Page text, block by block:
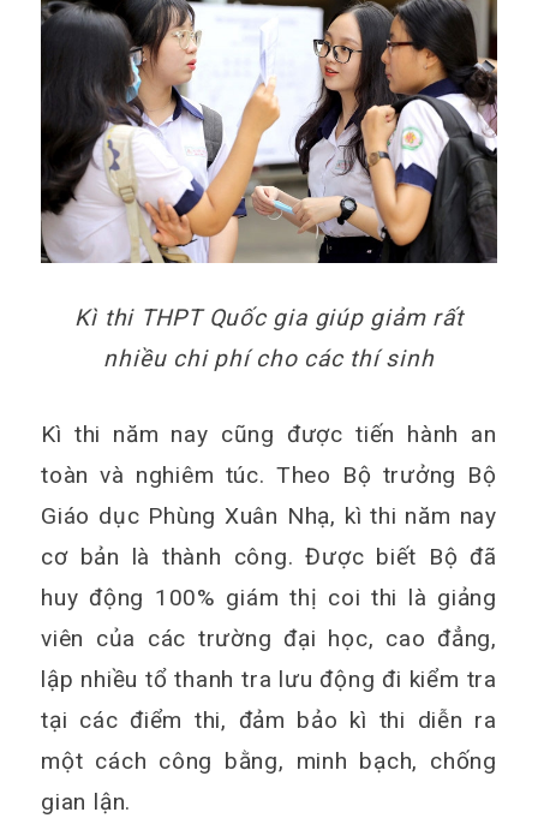
Kì thi THPT Quốc gia giúp giảm rất
nhiều chi phí cho các thí sinh
Kì thi năm nay cũng được tiến hành an
toàn và nghiêm túc. Theo Bộ trưởng Bộ
Giáo dục Phùng Xuân Nhạ, kì thi năm nay
cơ bản là thành công. Được biết Bộ đã
huy động 100% giám thị coi thi là giảng
viên của các trường đại học, cao đẳng,
lập nhiều tổ thanh tra lưu động đi kiểm tra
tại các điểm thi, đảm bảo kì thi diễn ra
một cách công bằng, minh bạch, chống
gian lận.